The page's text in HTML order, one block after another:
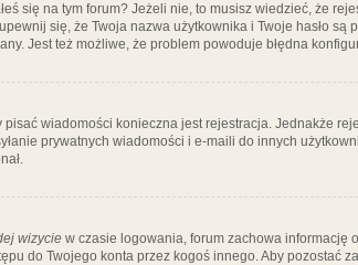
się na tym forum? Jeżeli nie, to musisz wiedzieć, że
się, że Twoja nazwa użytkownika i Twoje hasło są
Jest też możliwe, że problem powoduje błędna
wiadomości konieczna jest rejestracja. Jednakże
prywatnych wiadomości i e-maili do innych
wizycie w czasie logowania, forum zachowa informację
do Twojego konta przez kogoś innego. Aby pozostać